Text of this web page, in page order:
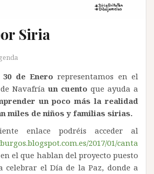
Siria
30 de Enero representamos en el
de Navafría un cuento que ayuda a
un poco más la realidad
miles de niños y familias sirias.
enlace podréis acceder al
2017/01/canta
el que hablan del proyecto puesto
celebrar el Día de la Paz, donde a